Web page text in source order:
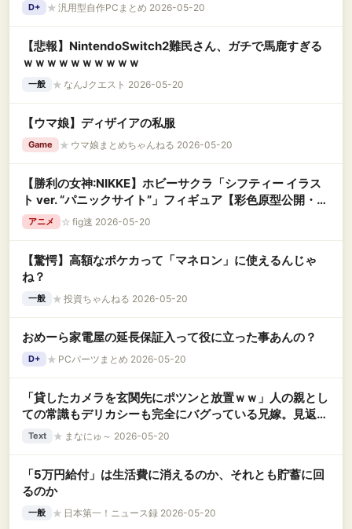
D+ ★ 汎用型自作PCまとめ 2026-05-20
【悲報】NintendoSwitch2難民さん、ガチで馬鹿すぎる
ｗｗｗｗｗｗｗｗｗｗ
一般 ★ なんJクエスト 2026-05-20
【ウマ娘】ディザイアの私服
Game ★ ウマ娘まとめちゃんねる 2026-05-20
【勝利の女神:NIKKE】ホビーサクラ「シフティー イラス
ト ver. “パニックサイト”」フィギュア【彩色原型公開・画
像追加】
アニメ ☆ fig速 2026-05-20
【驚愕】高額なポケカって「マネロン」に使えるんじゃ
ね？
一般 ★ 投資ちゃんねる 2026-05-20
おめーら家電屋の延長保証入って役に立った事あんの？
D+ ★ PCパーツまとめ 2026-05-20
「貸したカメラを玄関先にポツンと放置ｗｗ」人の親とし
ての常識もデリカシーも完全にバグっている兄嫁。見返り
じゃなく最低限の『感謝の一言』すら言えない無能親子に
Text ★ まなにゅ～ 2026-05-20
「5万円給付」は生活費に消えるのか、それとも貯蓄に回
るのか
一般 ★ 日本第一！ニュース録 2026-05-20